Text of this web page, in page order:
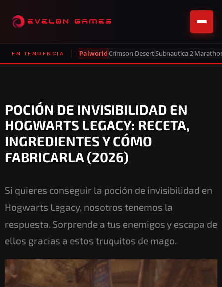
EN TENDENCIA PalworldCrimson DesertSubnautica 2
POCIÓN DE INVISIBILIDAD EN
HOGWARTS LEGACY: RECETA,
INGREDIENTES Y CÓMO
FABRICARLA (2026)
Si quieres conseguir la poción de invisibilidad en
Hogwarts Legacy, nosotros tenemos la
respuesta. Sorprende a tus enemigos y escapa de
ellos gracias a estos truquitos de mago.